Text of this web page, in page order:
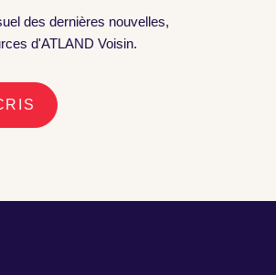
des dernières nouvelles,
d'ATLAND Voisin.